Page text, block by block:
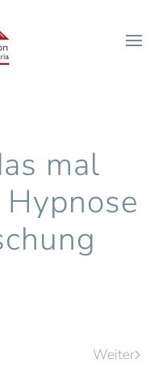
mal
Weiter